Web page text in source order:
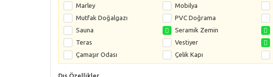
Marley
Mobilya
Mutfak Doğalgazı
PVC Doğrama
Sauna
Seramik Zemin
Teras
Vestiyer
Çamaşır Odası
Çelik Kapı
Dış Özellikler